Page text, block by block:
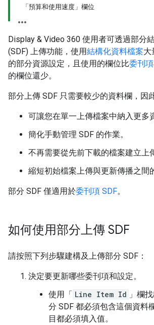
「預算和使用速度」欄位
Display & Video 360 使用者可透過部分
(SDF) 上傳功能，使用結構化資料檔案大
的部分資源設定，且使用的欄位比委刊
的欄位還少。
部分上傳 SDF 只需要較少的資料欄，因
可讓您在單一上傳檔案中納入更多
簡化手動管理 SDF 的作業。
不再需要從先前下載的檔案建立上
縮短初始檔案上傳與更新傳播之間
部分 SDF 僅適用於委刊項 SDF。
如何使用部分上傳 SDF
請按照下列步驟建構及上傳部分 SDF：
決定要更新哪些委刊項和設定。
使用「 Line Item Id 」欄
分 SDF 都必須包含這個資料
目都必須填入值。